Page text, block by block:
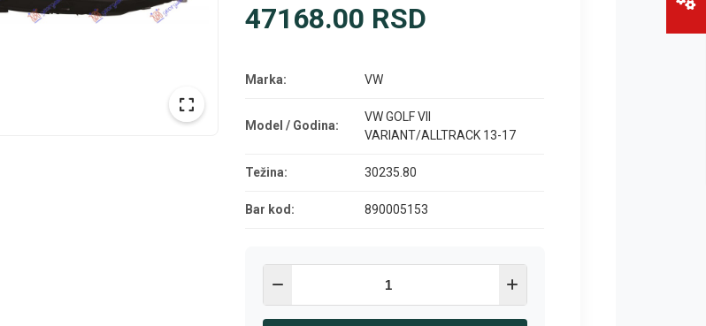
47168.00 RSD
Marka: VW
Model / Godina:
VW GOLF VII
VARIANT/ALLTRACK 13-17
Težina: 30235.80
Bar kod: 890005153